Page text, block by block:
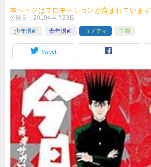
本ページはプロモーションが含まれています
公開日： 2019年4月23日
少年漫画
青年漫画 コメディ 学園
Tweet